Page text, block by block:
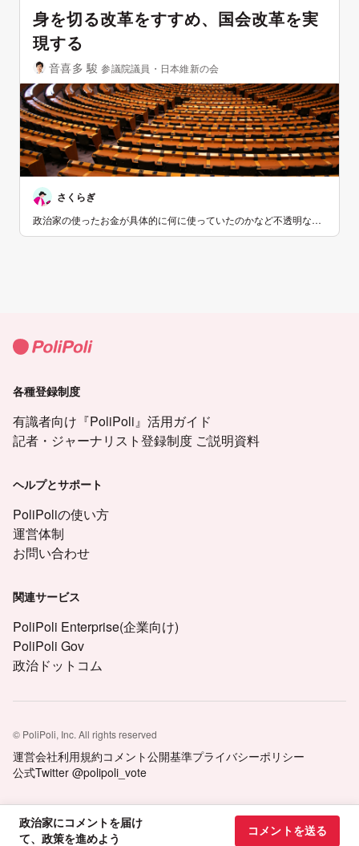
は賃上げしやすい、従業員は賃上げを享受する、国は社会保険料増
&税収増という形で恩恵を受けます。まさに「三方よし」の構造で
あり、日本経済全体の好循環につながります。ぜひご検討よろしく
お願いします。
リングについては、規定に則り謝金などを支払うことで、参画に対
して金銭的なハードルを下げる必要があります。
身を切る改革をすすめ、国会改革を実
現する
音喜多 駿 参議院議員・日本維新の会
さくらぎ
政治家の使ったお金が具体的に何に使っていたのかなど不透明な部
分が減ることによって、国民も議員に対し信頼しやすくなります。
各種登録制度
有識者向け『PoliPoli』活用ガイド
記者・ジャーナリスト登録制度 ご説明資料
ヘルプとサポート
PoliPoliの使い方
運営体制
お問い合わせ
関連サービス
PoliPoli Enterprise(企業向け)
PoliPoli Gov
政治ドットコム
© PoliPoli, Inc. All rights reserved
運営会社利用規約コメント公開基準プライバシーポリシー
公式Twitter @polipoli_vote
政治家にコメントを届け
て、政策を進めよう
コメントを送る